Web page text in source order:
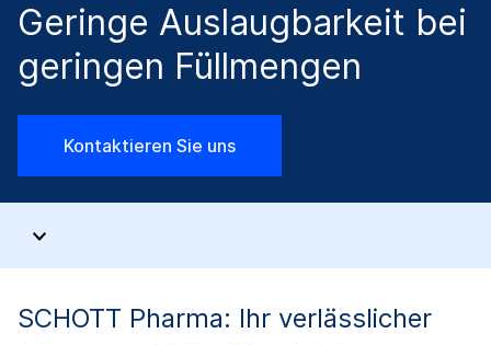
Geringe Auslaugbarkeit bei
geringen Füllmengen
Kontaktieren Sie uns
SCHOTT Pharma: Ihr verlässlicher